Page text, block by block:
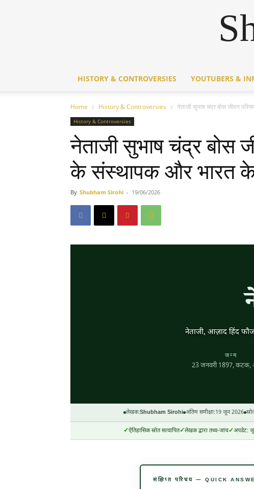
HISTORY & CONTROVERSIES YOUTUBERS &
Home History & Controversies नेताजी सुभाष चंद्र बोस जीवन
History & Controversies
नेताजी सुभाष चंद्र
के संस्थापक और भारत के
By Shubham Sirohi - 19/06/2026
नेताजी, आज़ाद हिंद फौज
जन्म
23 जनवरी 1897, कटक,
लेखक:Shubham Sirohi अंतिम समीक्षा:19 जून 2026
ऐतिहासिक स्रोत सत्यापित लेखक द्वारा तथ्य-जांच अपडेट:
संक्षिप्त परिचय — QUICK